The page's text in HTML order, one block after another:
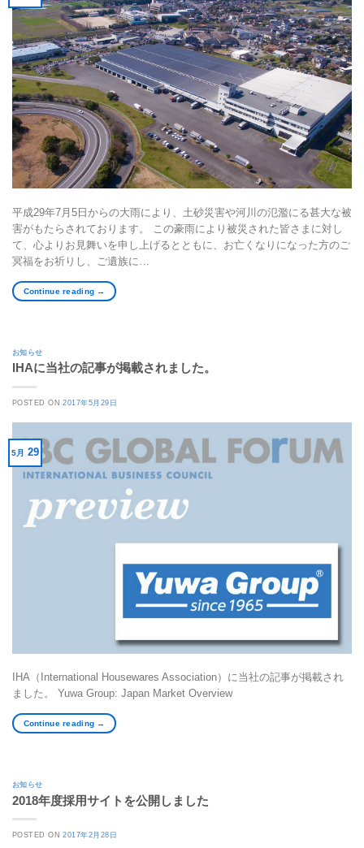
平成29年7月5日からの大雨により、土砂災害や河川の氾濫にる甚大な被
害がもたらされております。 この豪雨により被災された皆さまに対し
て、心よりお見舞いを申し上げるとともに、お亡くなりになった方のご
冥福をお祈りし、ご遺族に…
Continue reading →
お知らせ
IHAに当社の記事が掲載されました。
POSTED ON2017年5月29日
5月 29
IHA（International Housewares Association）に当社の記事が掲載され
ました。 Yuwa Group: Japan Market Overview
Continue reading →
お知らせ
2018年度採用サイトを公開しました
POSTED ON2017年2月28日